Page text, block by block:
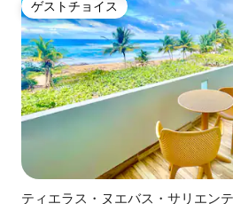
ゲストチョイス
ゲストチョイス
ティエラス・ヌエバス・サリエン